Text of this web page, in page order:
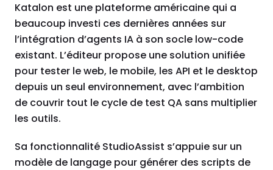
Katalon est une plateforme américaine qui a
beaucoup investi ces dernières années sur
l’intégration d’agents IA à son socle low-code
existant. L’éditeur propose une solution unifiée
pour tester le web, le mobile, les API et le desktop
depuis un seul environnement, avec l’ambition
de couvrir tout le cycle de test QA sans multiplier
les outils.
Sa fonctionnalité StudioAssist s’appuie sur un
modèle de langage pour générer des scripts de